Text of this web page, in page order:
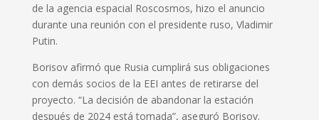
de la agencia espacial Roscosmos, hizo el anuncio
durante una reunión con el presidente ruso, Vladimir
Putin.
Borisov afirmó que Rusia cumplirá sus obligaciones
con demás socios de la EEI antes de retirarse del
proyecto. “La decisión de abandonar la estación
después de 2024 está tomada”, aseguró Borisov.